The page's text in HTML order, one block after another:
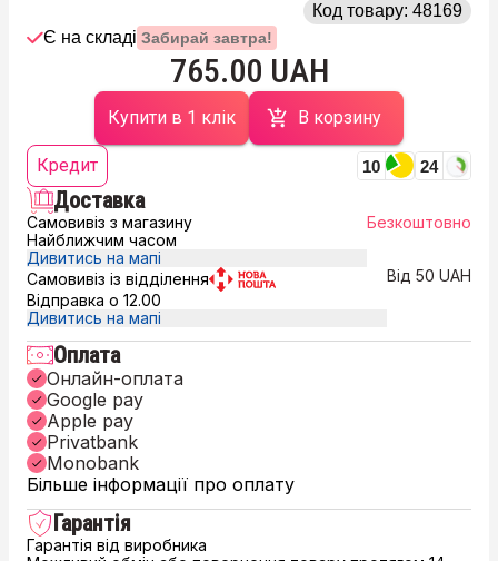
Код товару: 48169
Є на складі Забирай завтра!
765.00 UAH
Купити в 1 клік В корзину
Кредит 10 24
Доставка
Самовивіз з магазину
Найближчим часом
Дивитись на мапі
Безкоштовно
Самовивіз із відділення
Відправка о 12.00
Дивитись на мапі
Від 50 UAH
Оплата
Онлайн-оплата
Google pay
Apple pay
Privatbank
Monobank
Більше інформації про оплату
Гарантія
Гарантія від виробника